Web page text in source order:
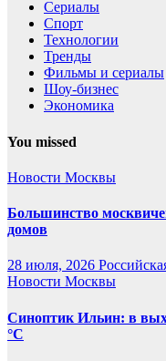
Сериалы
Спорт
Технологии
Тренды
Фильмы и сериалы
Шоу-бизнес
Экономика
You missed
Новости Москвы
Большинство
домов
28 июля, 2026
Новости Москвы
Синоптик Ильин: в
°C